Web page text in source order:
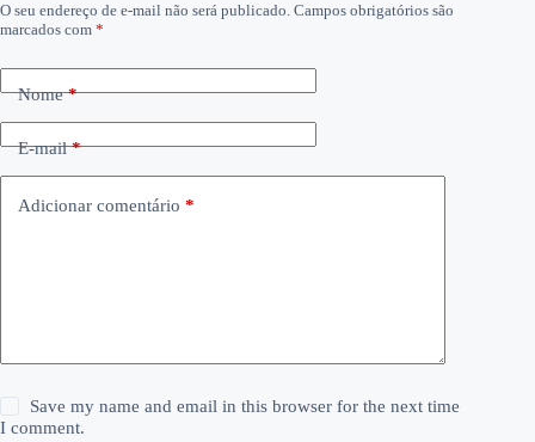
O seu endereço de e-mail não será publicado. Campos obrigatórios são
marcados com *
Nome*
E-mail*
Adicionar comentário *
Save my name and email in this browser for the next time
I comment.